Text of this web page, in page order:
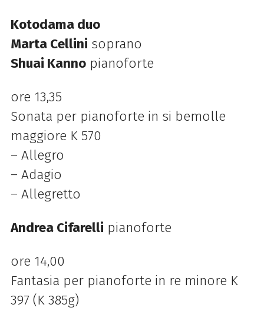
Kotodama duo
Marta Cellini soprano
Shuai Kanno pianoforte
ore 13,35
Sonata per pianoforte in si bemolle
maggiore K 570
– Allegro
– Adagio
– Allegretto
Andrea Cifarelli pianoforte
ore 14,00
Fantasia per pianoforte in re minore K
397 (K 385g)